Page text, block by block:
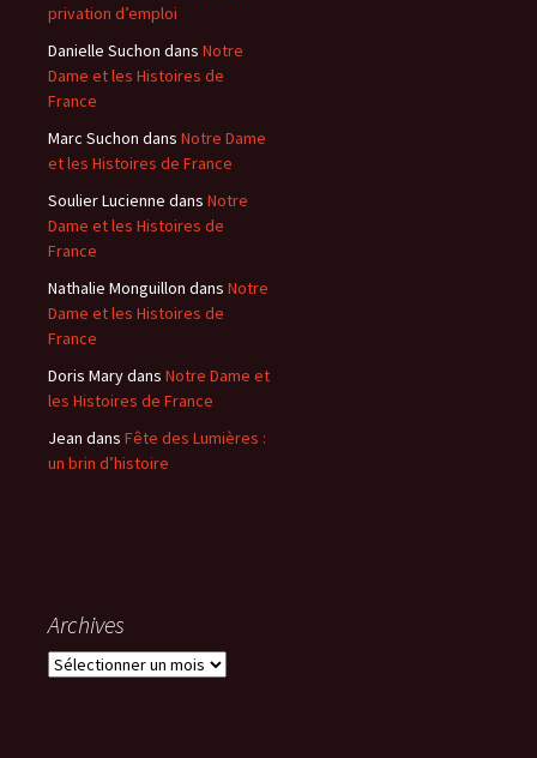
privation d’emploi
Danielle Suchon dans Notre
Dame et les Histoires de
France
Marc Suchon dans Notre Dame
et les Histoires de France
Soulier Lucienne dans Notre
Dame et les Histoires de
France
Nathalie Monguillon dans Notre
Dame et les Histoires de
France
Doris Marydans Notre Dame et
les Histoires de France
Jean dans Fête des Lumières :
un brin d’histoire
Archives
A